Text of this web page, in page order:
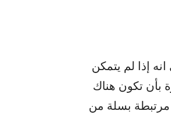
في حديث الى اذاعة “صوت لبنان – 93,9” الى انه إذا لم يتمكن
بأن تكون هناك
مرتبطة بسلة من